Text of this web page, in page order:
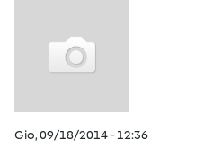
Gio, 09/18/2014 - 12:36